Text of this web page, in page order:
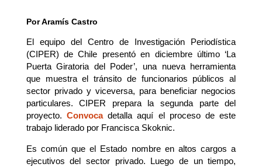
Por Aramís Castro
El equipo del Centro de Investigación Periodística
(CIPER) de Chile presentó en diciembre último ‘La
Puerta Giratoria del Poder’, una nueva herramienta
que muestra el tránsito de funcionarios públicos al
sector privado y viceversa, para beneficiar negocios
particulares. CIPER prepara la segunda parte del
proyecto. Convocadetalla aquí el proceso de este
trabajo liderado por Francisca Skoknic.
Es común que el Estado nombre en altos cargos a
ejecutivos del sector privado. Luego de un tiempo,